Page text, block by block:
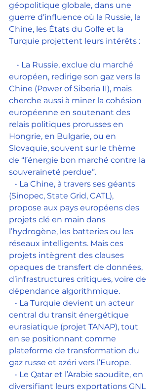
géopolitique globale, dans une
guerre d’influence où la Russie, la
Chine, les États du Golfe et la
Turquie projettent leurs intérêts :
européen, redirige son gaz vers la
Chine (Power of Siberia II), mais
cherche aussi à miner la cohésion
européenne en soutenant des
relais politiques prorusses en
Hongrie, en Bulgarie, ou en
Slovaquie, souvent sur le thème
de “l’énergie bon marché contre la
souveraineté perdue”.
(Sinopec, State Grid, CATL),
propose aux pays européens des
projets clé en main dans
l’hydrogène, les batteries ou les
réseaux intelligents. Mais ces
projets intègrent des clauses
opaques de transfert de données,
d’infrastructures critiques, voire de
dépendance algorithmique.
central du transit énergétique
eurasiatique (projet TANAP), tout
en se positionnant comme
plateforme de transformation du
gaz russe et azéri vers l’Europe.
diversifiant leurs exportations GNL